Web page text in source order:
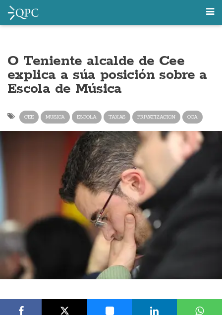
O Teniente alcalde de Cee
explica a súa posición sobre a
Escola de Música
CEE MUSICA ESCOLA TAXAS PRIVATIZACION OCA